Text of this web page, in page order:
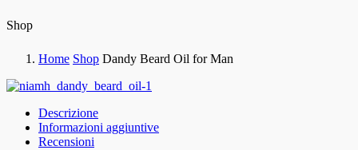
Shop
Home Shop Dandy Beard Oil for Man
Descrizione
Informazioni aggiuntive
Recensioni